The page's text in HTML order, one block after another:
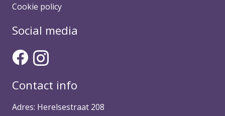
Cookie policy
Social media
Contact info
Adres: Herelsestraat 208